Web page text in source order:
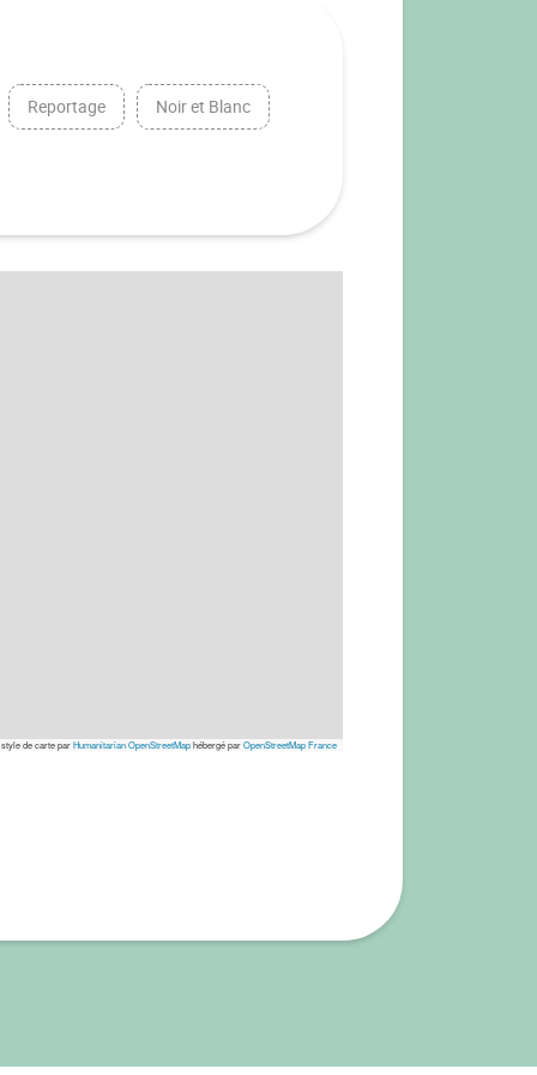
Reportage Noir et Blanc
de carte parHumanitarian OpenStreetMaphébergé parOpenStreetMap France